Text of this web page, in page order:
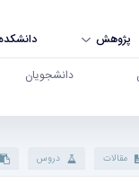
پژوهش
دانشجویان
مقالات دروس